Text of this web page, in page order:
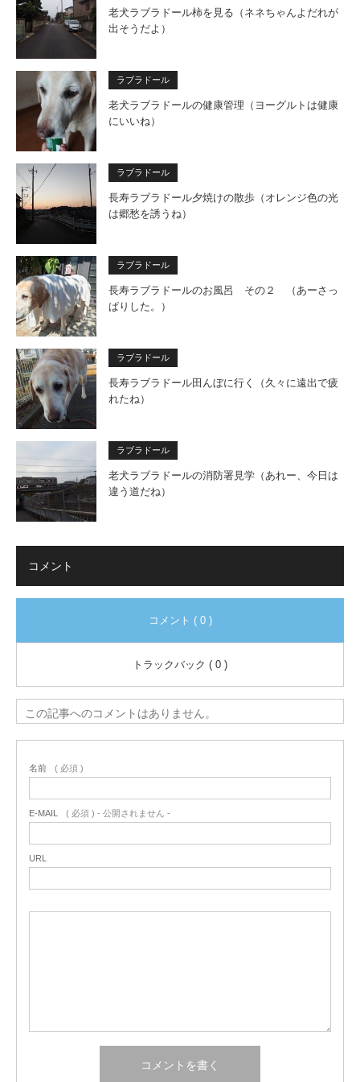
老犬ラブラドール柿を見る（ネネちゃんよだれが
出そうだよ）
ラブラドール
老犬ラブラドールの健康管理（ヨーグルトは健康
にいいね）
ラブラドール
長寿ラブラドール夕焼けの散歩（オレンジ色の光
は郷愁を誘うね）
ラブラドール
長寿ラブラドールのお風呂 その２ （あーさっ
ぱりした。）
ラブラドール
長寿ラブラドール田んぼに行く（久々に遠出で疲
れたね）
ラブラドール
老犬ラブラドールの消防署見学（あれー、今日は
違う道だね）
コメント
コメント ( 0 )
トラックバック ( 0 )
この記事へのコメントはありません。
名前 ( 必須 )
E-MAIL ( 必須 ) - 公開されません -
URL